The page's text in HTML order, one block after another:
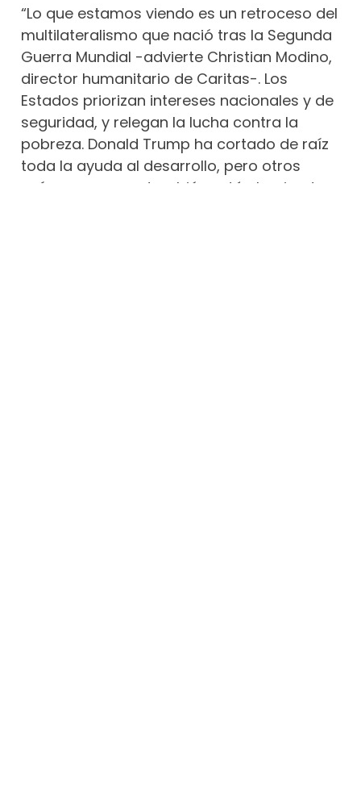
“Lo que estamos viendo es un retroceso del
multilateralismo que nació tras la Segunda
Guerra Mundial -advierte Christian Modino,
director humanitario de Caritas-. Los
Estados priorizan intereses nacionales y de
seguridad, y relegan la lucha contra la
pobreza. Donald Trump ha cortado de raíz
toda la ayuda al desarrollo, pero otros
países europeos también están haciendo